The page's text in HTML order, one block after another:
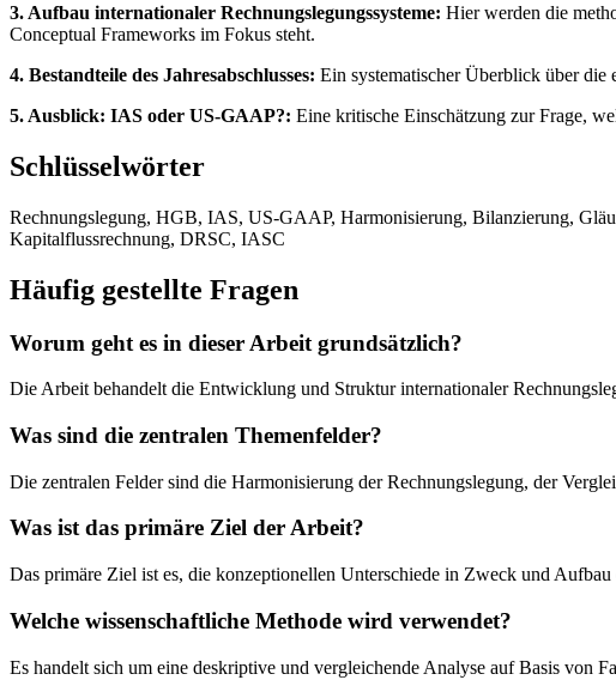
3. Aufbau internationaler Rechnungslegungssysteme: Hier werden die
Conceptual Frameworks im Fokus steht.
4. Bestandteile des Jahresabschlusses: Ein systematischer Überblick über
5. Ausblick: IAS oder US-GAAP?: Eine kritische Einschätzung zur Frage,
Schlüsselwörter
Rechnungslegung, HGB, IAS, US-GAAP, Harmonisierung, Bilanzierung,
Kapitalflussrechnung, DRSC, IASC
Häufig gestellte Fragen
Worum geht es in dieser Arbeit grundsätzlich?
Die Arbeit behandelt die Entwicklung und Struktur internationaler
Was sind die zentralen Themenfelder?
Die zentralen Felder sind die Harmonisierung der Rechnungslegung, der
Was ist das primäre Ziel der Arbeit?
Das primäre Ziel ist es, die konzeptionellen Unterschiede in Zweck und
Welche wissenschaftliche Methode wird verwendet?
Es handelt sich um eine deskriptive und vergleichende Analyse auf Basis von